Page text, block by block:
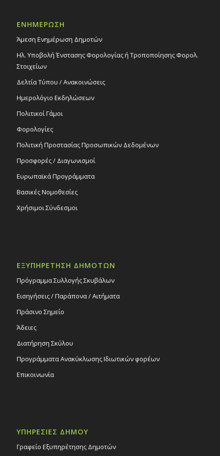
ΕΝΗΜΕΡΩΣΗ
Άμεση Ενημέρωση Δημοτών
Ηλ. Υποβολή Ένστασης Φορολογίας ή Τροποποίησης Φορολ.
Στοιχείων
Δελτία Τύπου / Ανακοινώσεις
Ημερολόγιο Εκδηλώσεων
Πολιτικοί Γάμοι
Φορολογίες
Πολιτική Προστασίας Προσωπικών Δεδομένων
Προσφορές / Διαγωνισμοί
Ευρωπαϊκά Προγράμματα
Βασικές Νομοθεσίες
Χρήσιμοι Σύνδεσμοι
ΕΞΥΠΗΡΕΤΗΣΗ ΔΗΜΟΤΩΝ
Πρόγραμμα Συλλογής Σκυβάλων
Εισηγήσεις / Παράπονα / Αιτήματα
Πράσινο Σημείο
Άδειες
Διατήρηση Σκύλου
Προγράμματα Ανακύκλωσης Ιδιωτικών φορέων
Επικοινωνία
ΥΠΗΡΕΣΙΕΣ ΔΗΜΟΥ
Γραφείο Εξυπηρέτησης Δημοτών